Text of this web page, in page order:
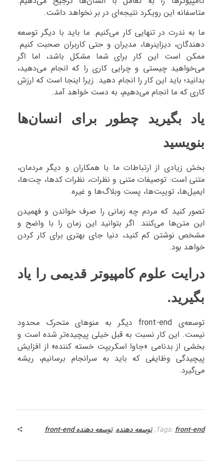
متاسفانه این رویکرد نتیجه‌ای در بر نخواهد داشت.
ما به ندرت در تنهایی کار می‌کنیم. ما باید با دیگر توسعه
دهندگان، دیزاینرها، مدیران و حتی کاربران صحبت کنیم.
ممکن است این کار برای شما مشکل باشد، اما اگر
می‌خواهید چیستی و چرایی کاری را که انجام می‌دهید،
بدانید؛ باید این کار را انجام دهید. زیرا اینجا است که ارزش
کاری که ما انجام می‌دهیم، به دست خواهد آمد.
یاد بگیرید چطور برای انسان‌ها
بنویسید
بخش زیادی از ارتباطات ما با همکاران و دیگر مردمان،
متنی است: توصیفات متنی و نظرات، نظرات کدها، چت‌ها،
ایمیل‌ها، توییت‌ها، پست وبلاگ‌ها و غیره.
تصور کنید که مردم چه زمانی را صرف خواندن و فهمیدن
این متن‌ها می‌کنند. اگر بتوانید این زمان را با واضح و
مشخص نوشتن کم کنید، دنیا جای بهتری برای کار کردن
خواهد بود.
درایت علوم کامپیوتر قدیمی را یاد
بگیرید.
توسعه‌ی front-end دیگر به منوهای متحرک محدود
نیست. این کار نسبت به قبل خیلی پیچیده‌تر شده است و
بخشی از بدنامی «جاوا اسکریپت خسته کننده» از افزایش
پیچیدگی وظایفی که باید به سرانجام برسانیم، ریشه
می‌گیرد.
Tags:front-end
,توسعه دهنده,توسعه دهنده front-end